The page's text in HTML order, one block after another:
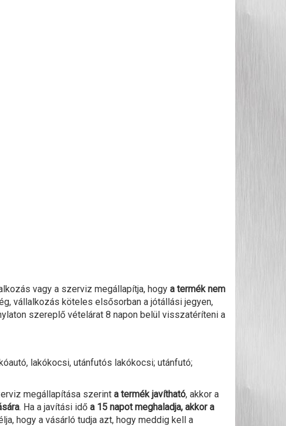
vagy a szerviz megállapítja, hogy a termék nem
vállalkozás köteles elsősorban a jótállási jegyen,
szereplő vételárat 8 napon belül visszatéríteni a
lakókocsi, utánfutós lakókocsi; utánfutó;
megállapítása szerint a termék javítható, akkor a
. Ha a javítási idő a 15 napot meghaladja, akkor a
hogy a vásárló tudja azt, hogy meddig kell a